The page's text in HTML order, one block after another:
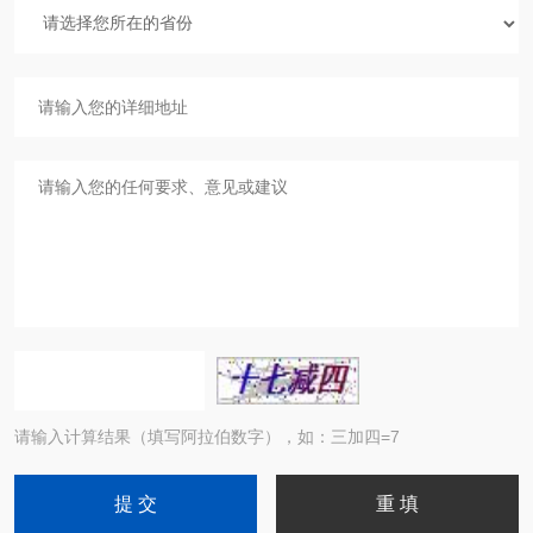
请输入计算结果（填写阿拉伯数字），如：三加四=7